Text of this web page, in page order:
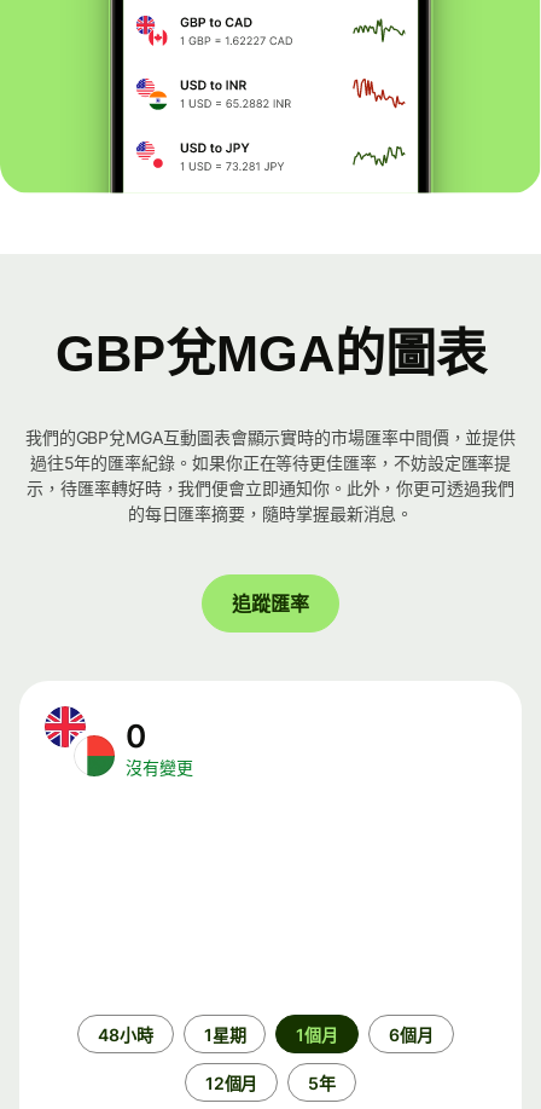
GBP兌MGA的圖表
我們的GBP兌MGA互動圖表會顯示實時的市場匯率中間價，並提供
過往5年的匯率紀錄。如果你正在等待更佳匯率，不妨設定匯率提
示，待匯率轉好時，我們便會立即通知你。此外，你更可透過我們
的每日匯率摘要，隨時掌握最新消息。
追蹤匯率
0
沒有變更
48小時 1星期 1個月 6個月
12個月 5年